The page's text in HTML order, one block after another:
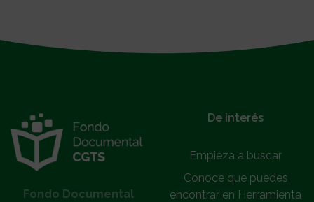
Fondo Documental
De interés
Empieza a buscar
Conoce que puedes
encontrar en Herramienta